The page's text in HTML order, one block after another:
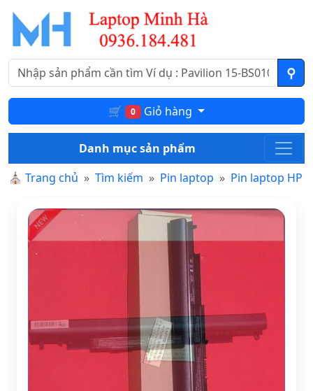
🛒 0 Giỏ hàng
Danh mục sản phẩm
⛪ Trang chủ Tìm kiếm Pin laptop Pin laptop HP